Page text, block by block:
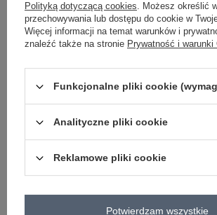
One size 5906694113802
ZALOGUJ SIĘ I ZOBACZ
Masz pytanie? Chętnie pomożemy.
Polityką dotyczącą cookies. Możesz określić
przechowywania lub dostępu do cookie w
Więcej informacji na temat warunków i
znaleźć także na stronie Prywatność i warunki
Funkcjonalne pliki cookie
Analityczne pliki cookie
Reklamowe pliki cookie
Potwierdzam wszystkie